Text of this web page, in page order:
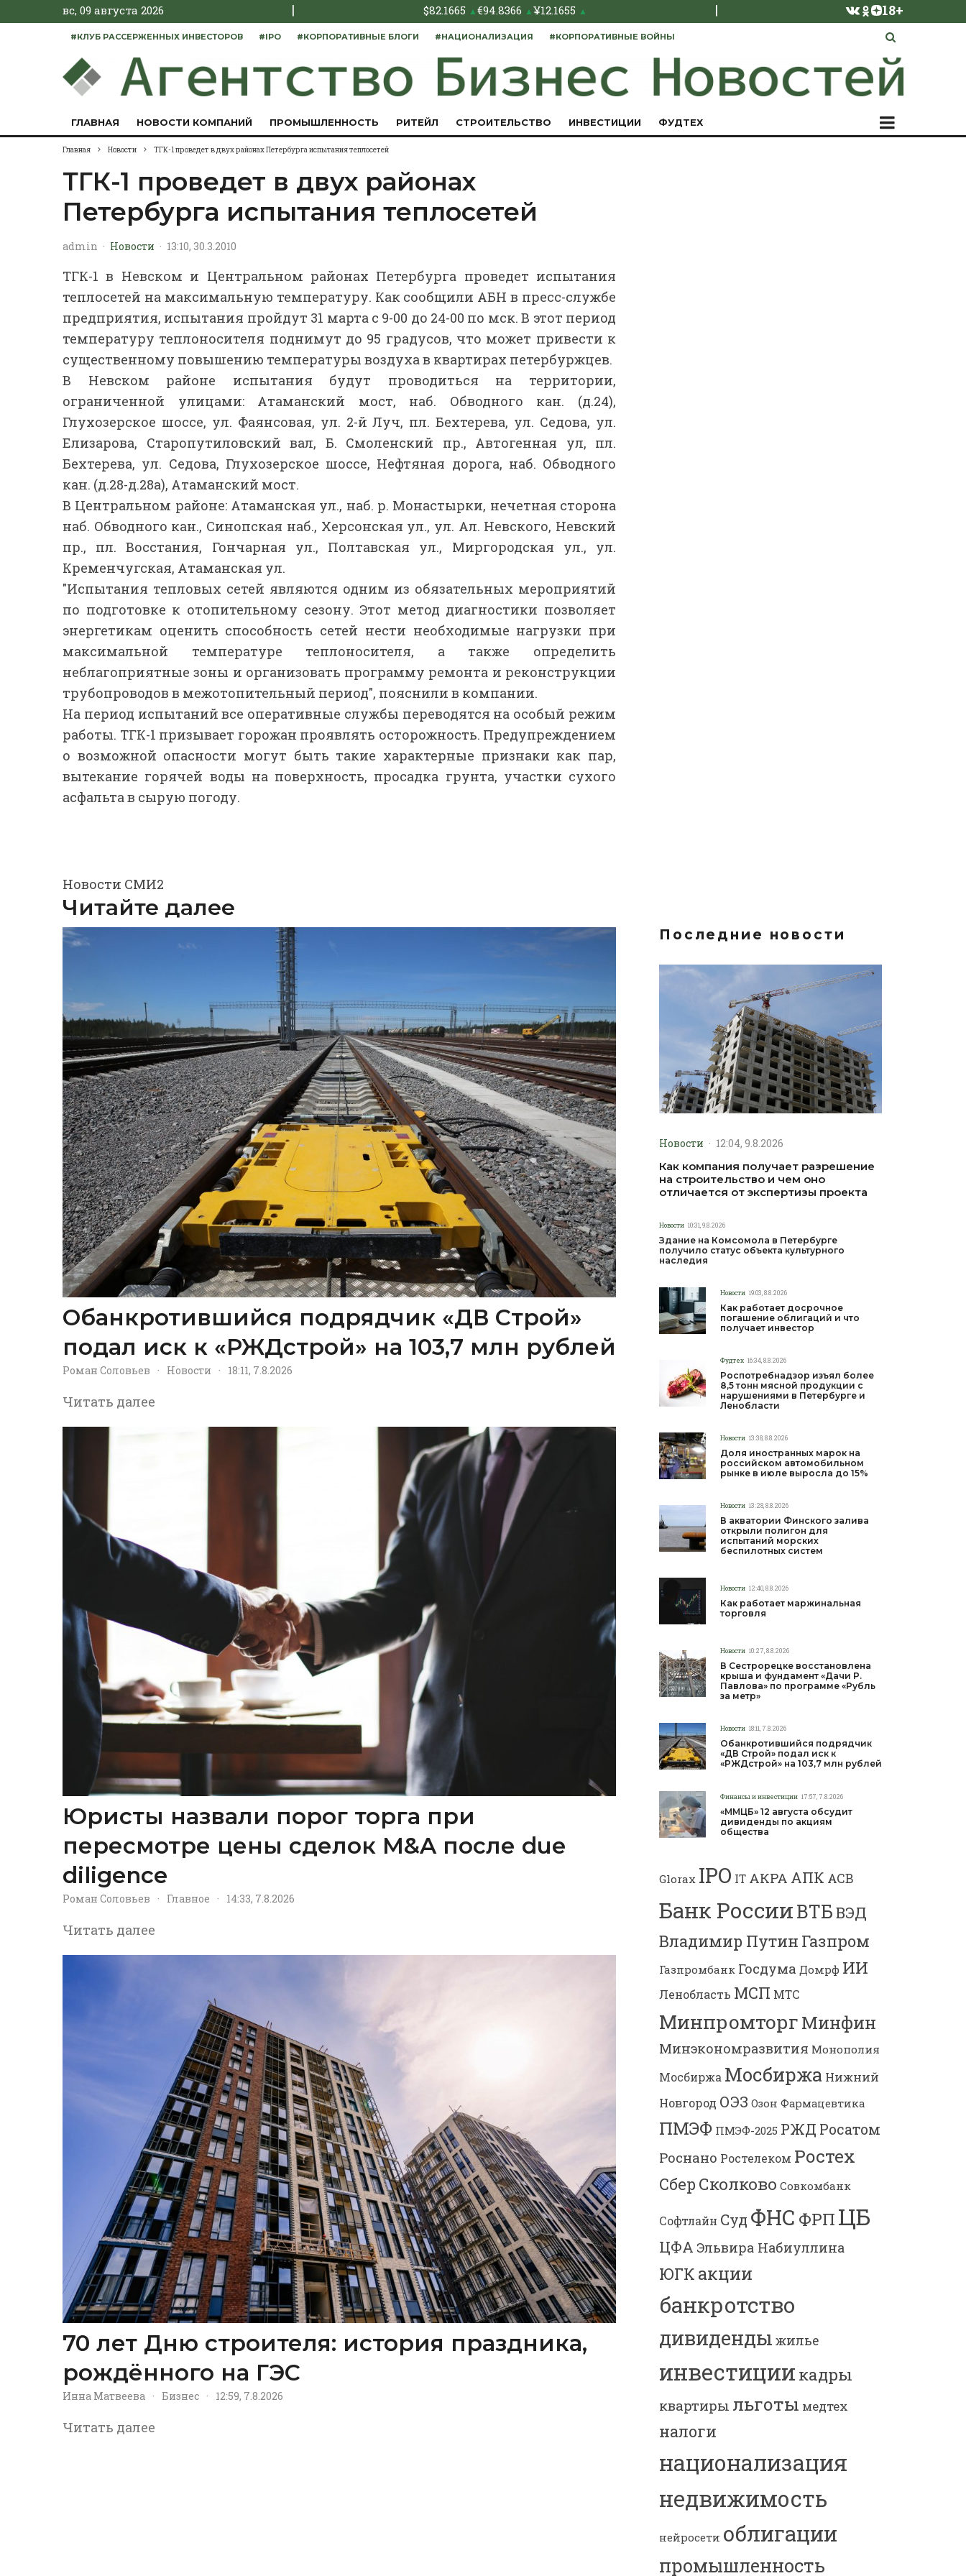
вс, 09 августа 2026 | $82.1665 ▲€94.8366 ▲¥12.1655 ▲ | 18+
#КЛУБ РАССЕРЖЕННЫХ ИНВЕСТОРОВ #IPO #КОРПОРАТИВНЫЕ БЛОГИ #НАЦИОНАЛИЗАЦИЯ #КОРПОРАТИВНЫЕ ВОЙНЫ
ГЛАВНАЯ НОВОСТИ КОМПАНИЙ ПРОМЫШЛЕННОСТЬ РИТЕЙЛ СТРОИТЕЛЬСТВО ИНВЕСТИЦИИ ФУДТЕХ
Главная Новости ТГК-1 проведет в двух районах Петербурга испытания теплосетей
ТГК-1 проведет в двух районах
Петербурга испытания теплосетей
admin · Новости · 13:10, 30.3.2010
ТГК-1 в Невском и Центральном районах Петербурга проведет испытания
теплосетей на максимальную температуру. Как сообщили АБН в пресс-службе
предприятия, испытания пройдут 31 марта с 9-00 до 24-00 по мск. В этот период
температуру теплоносителя поднимут до 95 градусов, что может привести к
существенному повышению температуры воздуха в квартирах петербуржцев.
В Невском районе испытания будут проводиться на территории,
ограниченной улицами: Атаманский мост, наб. Обводного кан. (д.24),
Глухозерское шоссе, ул. Фаянсовая, ул. 2-й Луч, пл. Бехтерева, ул. Седова, ул.
Елизарова, Старопутиловский вал, Б. Смоленский пр., Автогенная ул, пл.
Бехтерева, ул. Седова, Глухозерское шоссе, Нефтяная дорога, наб. Обводного
кан. (д.28-д.28а), Атаманский мост.
В Центральном районе: Атаманская ул., наб. р. Монастырки, нечетная сторона
наб. Обводного кан., Синопская наб., Херсонская ул., ул. Ал. Невского, Невский
пр., пл. Восстания, Гончарная ул., Полтавская ул., Миргородская ул., ул.
Кременчугская, Атаманская ул.
"Испытания тепловых сетей являются одним из обязательных мероприятий
по подготовке к отопительному сезону. Этот метод диагностики позволяет
энергетикам оценить способность сетей нести необходимые нагрузки при
максимальной температуре теплоносителя, а также определить
неблагоприятные зоны и организовать программу ремонта и реконструкции
трубопроводов в межотопительный период", пояснили в компании.
На период испытаний все оперативные службы переводятся на особый режим
работы. ТГК-1 призывает горожан проявлять осторожность. Предупреждением
о возможной опасности могут быть такие характерные признаки как пар,
вытекание горячей воды на поверхность, просадка грунта, участки сухого
асфальта в сырую погоду.
Новости СМИ2
Читайте далее
Обанкротившийся подрядчик «ДВ Строй»
подал иск к «РЖДстрой» на 103,7 млн рублей
Роман Соловьев · Новости · 18:11, 7.8.2026
Читать далее
Юристы назвали порог торга при
пересмотре цены сделок M&A после due
diligence
Роман Соловьев · Главное · 14:33, 7.8.2026
Читать далее
70 лет Дню строителя: история праздника,
рождённого на ГЭС
Инна Матвеева · Бизнес · 12:59, 7.8.2026
Читать далее
Последние новости
Новости · 12:04, 9.8.2026
Как компания получает разрешение
на строительство и чем оно
отличается от экспертизы проекта
Новости 10:31, 9.8.2026
Здание на Комсомола в Петербурге
получило статус объекта культурного
наследия
Новости 19:03, 8.8.2026
Как работает досрочное
погашение облигаций и что
получает инвестор
Фудтех 16:34, 8.8.2026
Роспотребнадзор изъял более
8,5 тонн мясной продукции с
нарушениями в Петербурге и
Ленобласти
Новости 13:38, 8.8.2026
Доля иностранных марок на
российском автомобильном
рынке в июле выросла до 15%
Новости 13:28, 8.8.2026
В акватории Финского залива
открыли полигон для
испытаний морских
беспилотных систем
Новости 12:40, 8.8.2026
Как работает маржинальная
торговля
Новости 10:27, 8.8.2026
В Сестрорецке восстановлена
крыша и фундамент «Дачи Р.
Павлова» по программе «Рубль
за метр»
Новости 18:11, 7.8.2026
Обанкротившийся подрядчик
«ДВ Строй» подал иск к
«РЖДстрой» на 103,7 млн рублей
Финансы и инвестиции 17:57, 7.8.2026
«ММЦБ» 12 августа обсудит
дивиденды по акциям
общества
Glorax IPO IT АКРА АПК АСВ
Банк РоссииВТБВЭД
Владимир Путин Газпром
Газпромбанк Госдума Домрф ИИ
Ленобласть МСП МТС
МинпромторгМинфин
Минэкономразвития Монополия
Мосбиржа Мосбиржа Нижний
Новгород ОЭЗ Озон Фармацевтика
ПМЭФ ПМЭФ-2025 РЖД Росатом
Роснано Ростелеком Ростех
Сбер Сколково Совкомбанк
Софтлайн Суд ФНС ФРП ЦБ
ЦФА Эльвира Набиуллина
ЮГК акции
банкротство
дивиденды жилье
инвестиции кадры
квартиры льготы медтех
налоги
национализация
недвижимость
нейросети облигации
промышленность